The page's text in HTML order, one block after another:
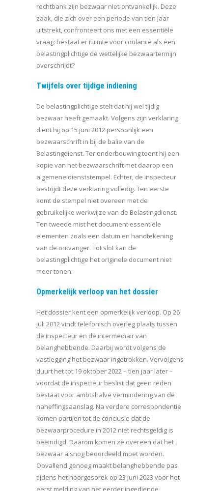
rechtbank zijn bezwaar niet-ontvankelijk. Deze
zaak, die zich over een periode van tien jaar
uitstrekt, confronteert ons met een essentiële
vraag: bestaat er ruimte voor coulance als een
belastingplichtige de wettelijke bezwaartermijn
overschrijdt?
Twijfels over tijdige indiening
De belastingplichtige stelt dat hij wel tijdig
bezwaar heeft gemaakt. Volgens zijn verklaring
dient hij op 15 juni 2012 persoonlijk een
bezwaarschrift in bij de balie van de
Belastingdienst. Ter onderbouwing toont hij een
kopie van het bezwaarschrift met daarop een
algemene dienststempel. Echter, de inspecteur
bestrijdt deze verklaring volledig. Ten eerste
komt de stempel niet overeen met de
gebruikelijke werkwijze van de Belastingdienst.
Ten tweede mist het document essentiële
elementen zoals een datum en handtekening
van de ontvanger. Tot slot kan de
belastingplichtige het originele document niet
meer tonen.
Opmerkelijk verloop van het dossier
Het dossier kent een opmerkelijk verloop. Op 26
juli 2012 vindt telefonisch overleg plaats tussen
de inspecteur en de intermediair van
belanghebbende. Daarbij wordt volgens de
vastlegging het bezwaar ingetrokken. Vervolgens
duurt het tot 19 oktober 2022 – tien jaar later –
voordat de inspecteur beslist dat geen reden
bestaat voor ambtshalve vermindering van de
naheffingsaanslag. Na verdere correspondentie
komen partijen tot de conclusie dat de
bezwaarprocedure in 2012 niet rechtsgeldig is
beëindigd. Daarom komen ze overeen dat het
bezwaar alsnog beoordeeld moet worden.
Opvallend genoeg maakt belanghebbende pas
tijdens het hoorgesprek op 23 juni 2023 voor het
eerst melding van het eerder ingediende